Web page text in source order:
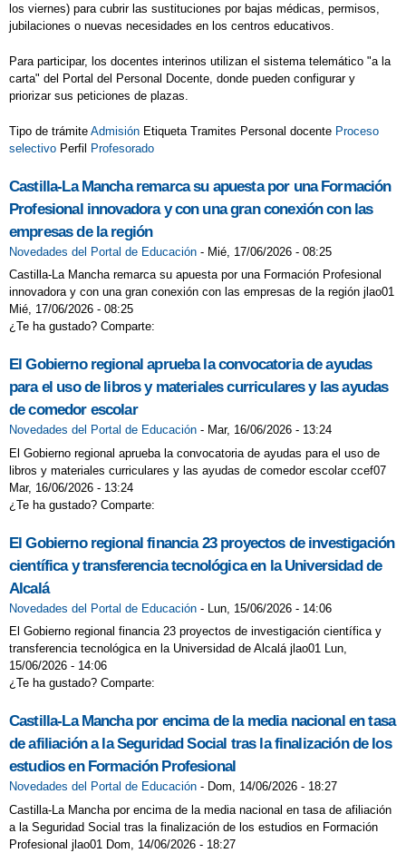
los viernes) para cubrir las sustituciones por bajas médicas, permisos,
jubilaciones o nuevas necesidades en los centros educativos.
Para participar, los docentes interinos utilizan el sistema telemático "a la
carta" del Portal del Personal Docente, donde pueden configurar y
priorizar sus peticiones de plazas.
Tipo de trámite Admisión Etiqueta Tramites Personal docente Proceso
selectivo Perfil Profesorado
Castilla-La Mancha remarca su apuesta por una Formación
Profesional innovadora y con una gran conexión con las
empresas de la región
Novedades del Portal de Educación - Mié, 17/06/2026 - 08:25
Castilla-La Mancha remarca su apuesta por una Formación Profesional
innovadora y con una gran conexión con las empresas de la región jlao01
Mié, 17/06/2026 - 08:25
¿Te ha gustado? Comparte:
El Gobierno regional aprueba la convocatoria de ayudas
para el uso de libros y materiales curriculares y las ayudas
de comedor escolar
Novedades del Portal de Educación - Mar, 16/06/2026 - 13:24
El Gobierno regional aprueba la convocatoria de ayudas para el uso de
libros y materiales curriculares y las ayudas de comedor escolar ccef07
Mar, 16/06/2026 - 13:24
¿Te ha gustado? Comparte:
El Gobierno regional financia 23 proyectos de investigación
científica y transferencia tecnológica en la Universidad de
Alcalá
Novedades del Portal de Educación - Lun, 15/06/2026 - 14:06
El Gobierno regional financia 23 proyectos de investigación científica y
transferencia tecnológica en la Universidad de Alcalá jlao01 Lun,
15/06/2026 - 14:06
¿Te ha gustado? Comparte:
Castilla-La Mancha por encima de la media nacional en tasa
de afiliación a la Seguridad Social tras la finalización de los
estudios en Formación Profesional
Novedades del Portal de Educación - Dom, 14/06/2026 - 18:27
Castilla-La Mancha por encima de la media nacional en tasa de afiliación
a la Seguridad Social tras la finalización de los estudios en Formación
Profesional jlao01 Dom, 14/06/2026 - 18:27